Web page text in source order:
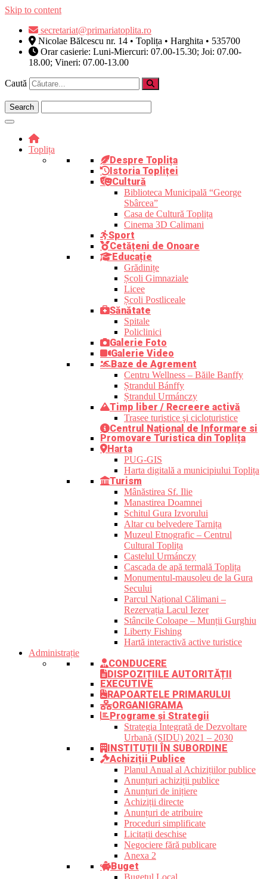
Skip to content
secretariat@primariatoplita.ro
Nicolae Bălcescu nr. 14 • Toplița • Harghita • 535700
Orar casierie: Luni-Miercuri: 07.00-15.30; Joi: 07.00-
18.00; Vineri: 07.00-13.00
Caută
Toplița
Despre Toplița
Istoria Topliței
Cultură
Biblioteca Municipală “George
Sbârcea”
Casa de Cultură Toplița
Cinema 3D Calimani
Sport
Cetățeni de Onoare
Educație
Grădinițe
Școli Gimnaziale
Licee
Școli Postliceale
Sănătate
Spitale
Policlinici
Galerie Foto
Galerie Video
Baze de Agrement
Centru Wellness – Băile Banffy
Ștrandul Bánffy
Ștrandul Urmánczy
Timp liber / Recreere activă
Trasee turistice şi cicloturistice
Centrul Național de Informare si
Promovare Turistica din Toplița
Harta
PUG-GIS
Harta digitală a municipiului Toplița
Turism
Mânăstirea Sf. Ilie
Manastirea Doamnei
Schitul Gura Izvorului
Altar cu belvedere Tarnița
Muzeul Etnografic – Centrul
Cultural Toplița
Castelul Urmánczy
Cascada de apă termală Toplița
Monumentul-mausoleu de la Gura
Secului
Parcul Național Călimani –
Rezervația Lacul Iezer
Stâncile Coloape – Munții Gurghiu
Liberty Fishing
Hartă interactivă active turistice
Administrație
CONDUCERE
DISPOZIȚIILE AUTORITĂȚII
EXECUTIVE
RAPOARTELE PRIMARULUI
ORGANIGRAMA
Programe și Strategii
Strategia Integrată de Dezvoltare
Urbană (SIDU) 2021 – 2030
INSTITUȚII ÎN SUBORDINE
Achiziții Publice
Planul Anual al Achizițiilor publice
Anunțuri achiziții publice
Anunțuri de inițiere
Achiziții directe
Anunțuri de atribuire
Proceduri simplificate
Licitații deschise
Negociere fără publicare
Anexa 2
Buget
Bugetul Local